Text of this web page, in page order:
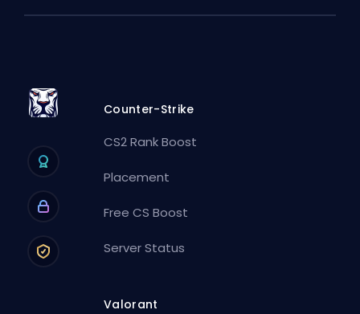
Counter-Strike
CS2 Rank Boost
Placement
Free CS Boost
Server Status
Valorant